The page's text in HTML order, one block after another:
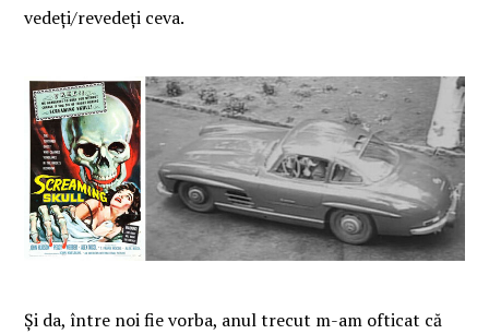
vedeți/revedeți ceva.
Și da, între noi fie vorba, anul trecut m-am ofticat că